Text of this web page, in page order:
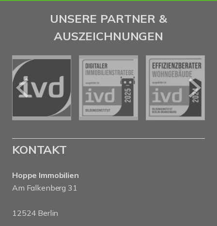
UNSERE PARTNER &
AUSZEICHNUNGEN
KONTAKT
Hoppe Immobilien
Am Falkenberg 31
12524 Berlin